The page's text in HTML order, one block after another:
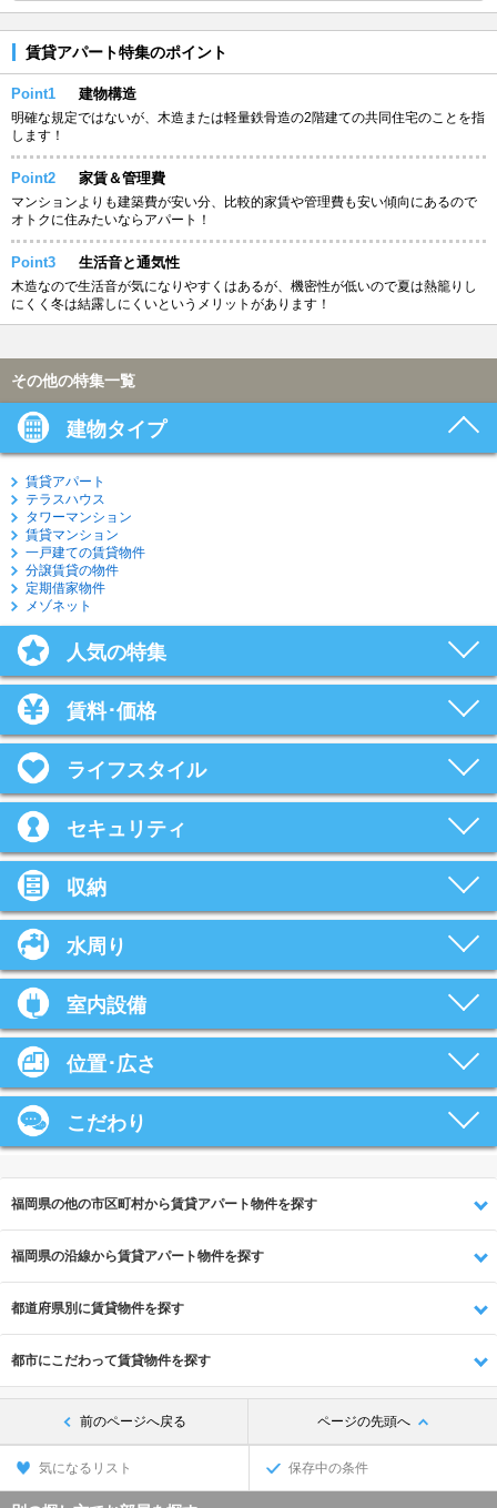
賃貸アパート特集のポイント
Point1 建物構造
明確な規定ではないが、木造または軽量鉄骨造の2階建ての共同住宅のことを指
します！
Point2 家賃＆管理費
マンションよりも建築費が安い分、比較的家賃や管理費も安い傾向にあるので
オトクに住みたいならアパート！
Point3 生活音と通気性
木造なので生活音が気になりやすくはあるが、機密性が低いので夏は熱籠りし
にくく冬は結露しにくいというメリットがあります！
その他の特集一覧
建物タイプ
賃貸アパート
テラスハウス
タワーマンション
賃貸マンション
一戸建ての賃貸物件
分譲賃貸の物件
定期借家物件
メゾネット
人気の特集
賃料･価格
ライフスタイル
セキュリティ
収納
水周り
室内設備
位置･広さ
こだわり
福岡県の他の市区町村から賃貸アパート物件を探す
福岡県の沿線から賃貸アパート物件を探す
都道府県別に賃貸物件を探す
都市にこだわって賃貸物件を探す
前のページへ戻る ページの先頭へ
気になるリスト 保存中の条件